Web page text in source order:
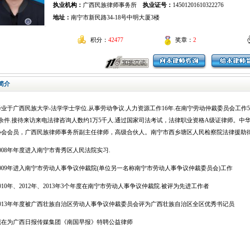
执业机构： 广西民族律师事务所 执业证号： 14501201610322276
地址： 南宁市新民路34-18号中明大厦3楼
积分： 42477 奖章： 2
介
于广西民族大学-法学学士学位.从事劳动争议.人力资源工作16年.在南宁劳动仲裁委员会工作
件.接待来访来电法律咨询人数约1万5千人.通过国家司法考试，法律职业资格A级证律师。中
会员，广西民族律师事务所副主任律师，高级合伙人。南宁市西乡塘区人民检察院法律援助
年年度进入南宁市青秀区人民法院实习.
年进入南宁市劳动人事争议仲裁院(单位另一名称南宁市劳动人事争议仲裁委员会)工作
年、2012年、2013年3个年度在南宁市劳动人事争议仲裁院.被评为先进工作者
年年度被广西壮族自治区劳动人事争议仲裁委员会评为广西壮族自治区全区优秀书记员
为广西日报传媒集团《南国早报》特聘公益律师